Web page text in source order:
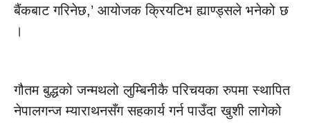
बैंकबाट गरिनेछ,’ आयोजक क्रियटिभ ह्याण्ड्सले भनेको छ
।
गौतम बुद्धको जन्मथलो लुम्बिनीकै परिचयका रुपमा स्थापित
नेपालगन्ज म्याराथनसँग सहकार्य गर्न पाउँदा खुशी लागेको